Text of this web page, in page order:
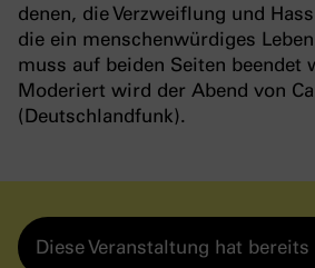
denen, die Verzweiflung und
die ein menschenwürdiges
muss auf beiden Seiten beendet
Moderiert wird der Abend von
(Deutschlandfunk).
Diese Veranstaltung hat